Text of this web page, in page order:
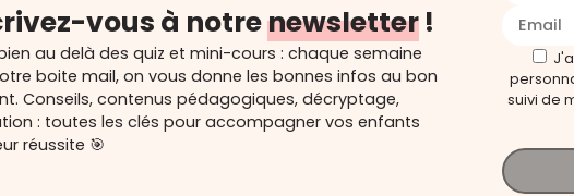
vous à notrenewsletter !
au delà des quiz et mini-cours : chaque semaine
boite mail, on vous donne les bonnes infos au bon
Conseils, contenus pédagogiques, décryptage,
: toutes les clés pour accompagner vos enfants
réussite 🎯
suivi de